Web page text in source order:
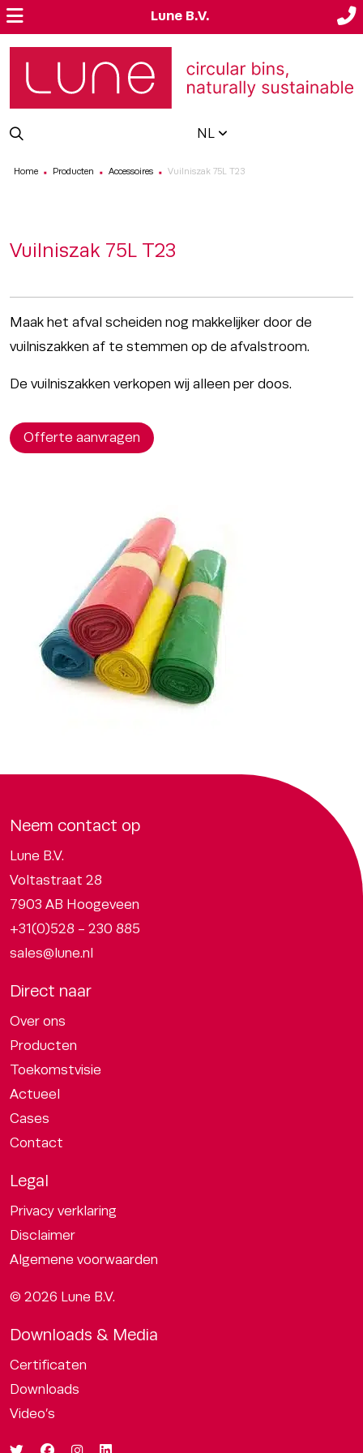
Lune B.V.
NL
Home ■ Producten ■ Accessoires ■ Vuilniszak 75L T23
Vuilniszak 75L T23
Maak het afval scheiden nog makkelijker door de
vuilniszakken af te stemmen op de afvalstroom.
De vuilniszakken verkopen wij alleen per doos.
Offerte aanvragen
Neem contact op
Lune B.V.
Voltastraat 28
7903 AB Hoogeveen
+31(0)528 - 230 885
sales@lune.nl
Direct naar
Over ons
Producten
Toekomstvisie
Actueel
Cases
Contact
Legal
Privacy verklaring
Disclaimer
Algemene voorwaarden
© 2026 Lune B.V.
Downloads & Media
Certificaten
Downloads
Video’s